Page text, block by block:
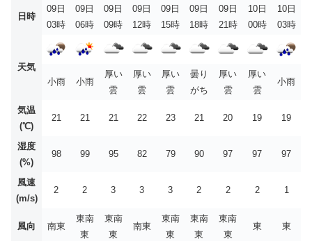
日時
09日
03時
09日
06時
09日
09時
09日
12時
09日
15時
09日
18時
09日
21時
10日
00時
10日
03時
天気
小雨
小雨
厚い
雲
厚い
雲
厚い
雲
曇り
がち
厚い
雲
厚い
雲
小雨
気温
(℃)
21 21 21 22 23 21 20 19 19
湿度
(%)
98 99 95 82 79 90 97 97 97
風速
(m/s)
2 2 3 3 3 2 2 2 1
風向 南東
東南
東
東南
東
南東
東南
東
東南
東
東南
東
東 東